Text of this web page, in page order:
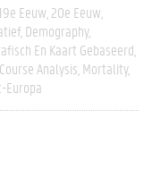
19e Eeuw 20e Eeuw
Demography
En Kaart Gebaseerd
Analysis Mortality
Europa